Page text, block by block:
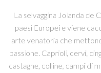
La selvaggina Jolanda de
paesi Europei e viene
arte venatoria che
passione. Caprioli, cervi,
castagne, colline, campi di